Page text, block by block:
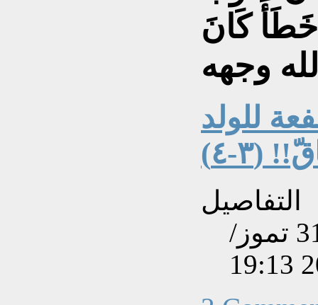
خَطَأً كَانَ
وجهه
للولد
(٣-٤)
التفاصيل
تم إنشاءه بتاريخ الإثنين, 31 تموز/